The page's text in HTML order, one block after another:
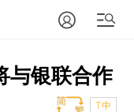
与银联合作
T中